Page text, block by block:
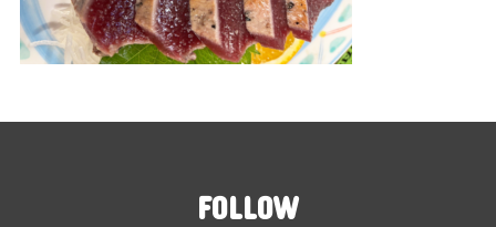
FOLLOW